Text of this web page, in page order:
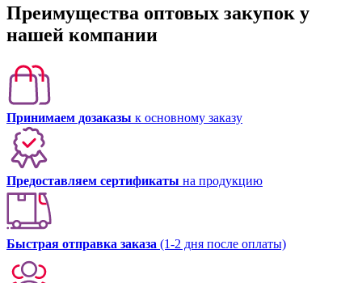
Преимущества оптовых закупок у
нашей компании
Принимаем дозаказы к основному заказу
Предоставляем сертификаты на продукцию
Быстрая отправка заказа (1-2 дня после оплаты)